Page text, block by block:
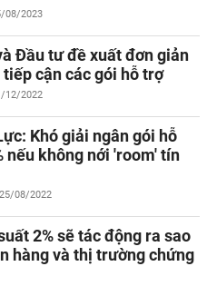
08/2023
Đầu tư đề xuất đơn giản
cận các gói hỗ trợ
12/2022
Khó giải ngân gói hỗ
nếu không nới 'room' tín
08/2022
2% sẽ tác động ra sao
hàng và thị trường chứng